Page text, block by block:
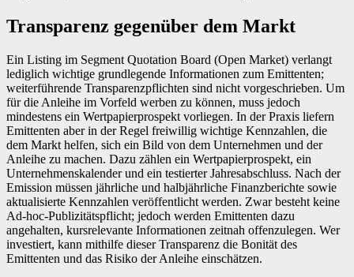
Transparenz gegenüber dem Markt
Ein Listing im Segment Quotation Board (Open Market) verlangt
lediglich wichtige grundlegende Informationen zum Emittenten;
weiterführende Transparenzpflichten sind nicht vorgeschrieben. Um
für die Anleihe im Vorfeld werben zu können, muss jedoch
mindestens ein Wertpapierprospekt vorliegen. In der Praxis liefern
Emittenten aber in der Regel freiwillig wichtige Kennzahlen, die
dem Markt helfen, sich ein Bild von dem Unternehmen und der
Anleihe zu machen. Dazu zählen ein Wertpapierprospekt, ein
Unternehmenskalender und ein testierter Jahresabschluss. Nach der
Emission müssen jährliche und halbjährliche Finanzberichte sowie
aktualisierte Kennzahlen veröffentlicht werden. Zwar besteht keine
Ad-hoc-Publizitätspflicht; jedoch werden Emittenten dazu
angehalten, kursrelevante Informationen zeitnah offenzulegen. Wer
investiert, kann mithilfe dieser Transparenz die Bonität des
Emittenten und das Risiko der Anleihe einschätzen.